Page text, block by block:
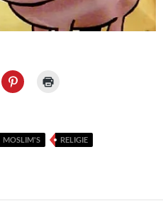
MOSLIM'S
RELIGIE